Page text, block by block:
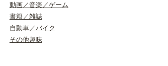
動画／音楽／ゲーム
書籍／雑誌
自動車／バイク
その他趣味